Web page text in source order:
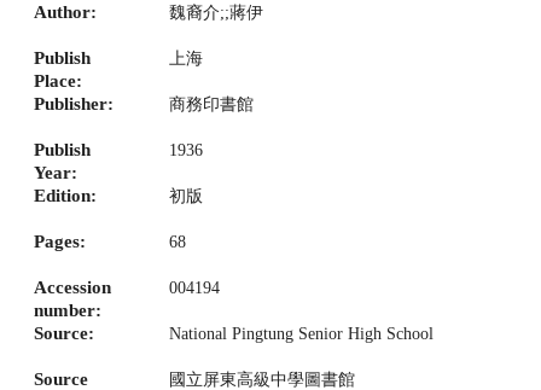
Author: 魏裔介;;蔣伊
Publish
Place:
上海
Publisher: 商務印書館
Publish
Year:
1936
Edition: 初版
Pages: 68
Accession
number:
004194
Source: National Pingtung Senior High School
Source
國立屏東高級中學圖書館